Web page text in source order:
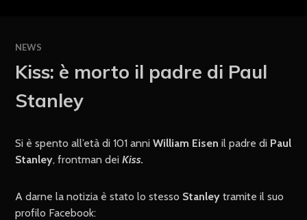
NEWS
Kiss: è morto il padre di Paul
Stanley
Si è spento all’età di 101 anniWilliam Eisen il padre di Paul
Stanley, frontman deiKiss.
A darne la notizia è stato lo stesso Stanley tramite il suo
profilo Facebook: